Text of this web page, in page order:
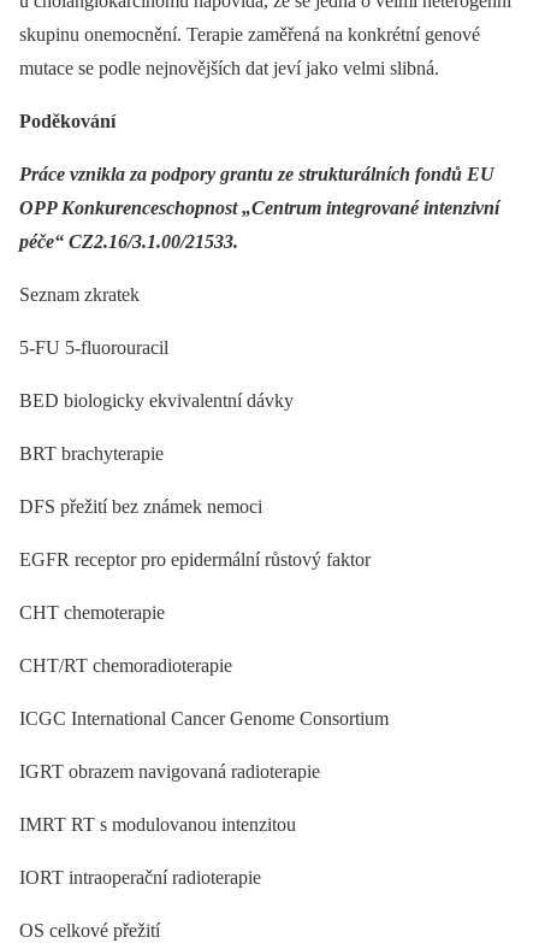
skupinu onemocnění. Terapie zaměřená na konkrétní genové
mutace se podle nejnovějších dat jeví jako velmi slibná.
Poděkování
Práce vznikla za podpory grantu ze strukturálních fondů EU
OPP Konkurenceschopnost „Centrum integrované intenzivní
péče“ CZ2.16/3.1.00/21533.
Seznam zkratek
5-FU 5-fluorouracil
BED biologicky ekvivalentní dávky
BRT brachyterapie
DFS přežití bez známek nemoci
EGFR receptor pro epidermální růstový faktor
CHT chemoterapie
CHT/RT chemoradioterapie
ICGC International Cancer Genome Consortium
IGRT obrazem navigovaná radioterapie
IMRT RT s modulovanou intenzitou
IORT intraoperační radioterapie
OS celkové přežití